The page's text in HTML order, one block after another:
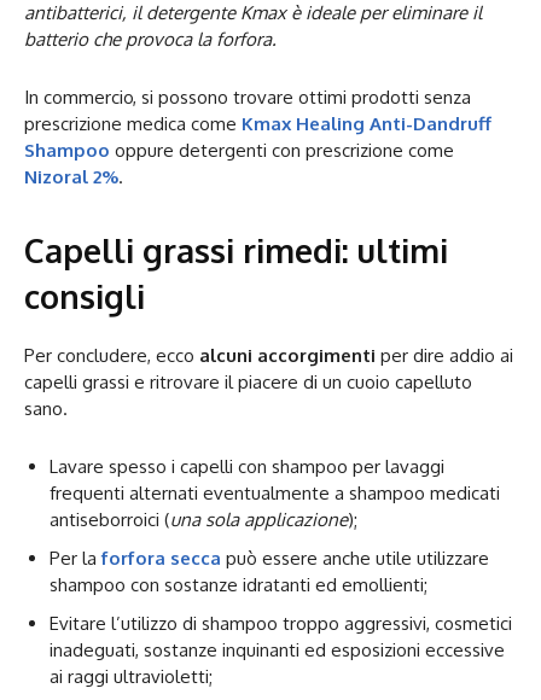
antibatterici, il detergente Kmax è ideale per eliminare il
batterio che provoca la forfora.
In commercio, si possono trovare ottimi prodotti senza
prescrizione medica come Kmax Healing Anti-Dandruff
Shampoo oppure detergenti con prescrizione come
Nizoral 2%.
Capelli grassi rimedi: ultimi
consigli
Per concludere, ecco alcuni accorgimenti per dire addio ai
capelli grassi e ritrovare il piacere di un cuoio capelluto
sano.
Lavare spesso i capelli con shampoo per lavaggi
frequenti alternati eventualmente a shampoo medicati
antiseborroici (una sola applicazione);
Per laforfora secca può essere anche utile utilizzare
shampoo con sostanze idratanti ed emollienti;
Evitare l’utilizzo di shampoo troppo aggressivi, cosmetici
inadeguati, sostanze inquinanti ed esposizioni eccessive
ai raggi ultravioletti;